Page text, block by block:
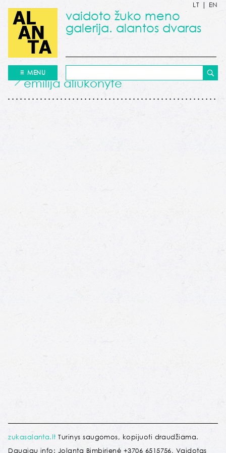
LT | EN
vaidoto žuko meno
galerija. alantos dvaras
MENU
emilija aliukonytė
zukasalanta.lt Turinys saugomos, kopijuoti draudžiama.
Daugiau info: Jolanta Bimbirienė +3706 6515756, Vaidotas